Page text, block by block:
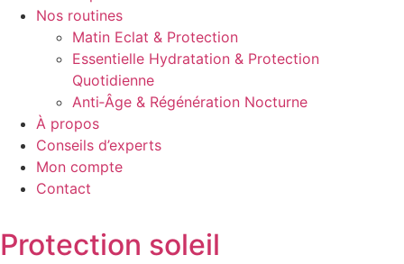
Nos routines
Matin Eclat & Protection
Essentielle Hydratation & Protection
Quotidienne
Anti‑Âge & Régénération Nocturne
À propos
Conseils d’experts
Mon compte
Contact
Protection soleil